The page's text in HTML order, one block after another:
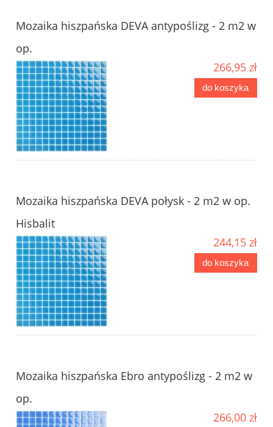
Mozaika hiszpańska DEVA antypoślizg - 2 m2 w
op.
266,95 zł
do koszyka
Mozaika hiszpańska DEVA połysk - 2 m2 w op.
Hisbalit
244,15 zł
do koszyka
Mozaika hiszpańska Ebro antypoślizg - 2 m2 w
op.
266,00 zł